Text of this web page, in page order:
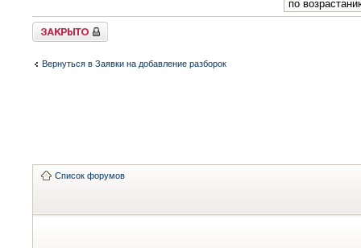
Закрыто
Вернуться в Заявки на добавление разборок
Список форумов